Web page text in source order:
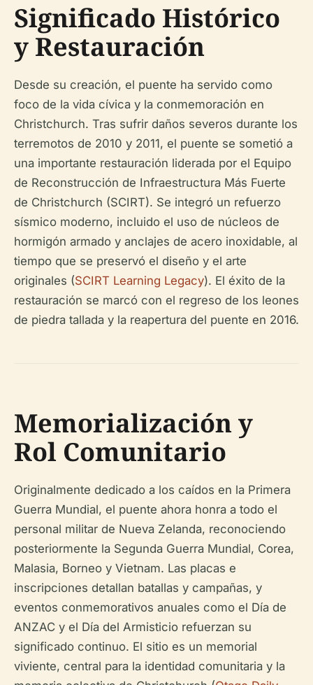
Significado Histórico
y Restauración
Desde su creación, el puente ha servido como
foco de la vida cívica y la conmemoración en
Christchurch. Tras sufrir daños severos durante los
terremotos de 2010 y 2011, el puente se sometió a
una importante restauración liderada por el Equipo
de Reconstrucción de Infraestructura Más Fuerte
de Christchurch (SCIRT). Se integró un refuerzo
sísmico moderno, incluido el uso de núcleos de
hormigón armado y anclajes de acero inoxidable, al
tiempo que se preservó el diseño y el arte
originales (SCIRT Learning Legacy). El éxito de la
restauración se marcó con el regreso de los leones
de piedra tallada y la reapertura del puente en 2016.
Memorialización y
Rol Comunitario
Originalmente dedicado a los caídos en la Primera
Guerra Mundial, el puente ahora honra a todo el
personal militar de Nueva Zelanda, reconociendo
posteriormente la Segunda Guerra Mundial, Corea,
Malasia, Borneo y Vietnam. Las placas e
inscripciones detallan batallas y campañas, y
eventos conmemorativos anuales como el Día de
ANZAC y el Día del Armisticio refuerzan su
significado continuo. El sitio es un memorial
viviente, central para la identidad comunitaria y la